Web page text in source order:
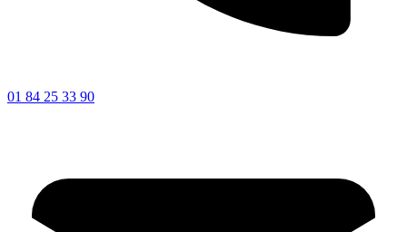
01 84 25 33 90